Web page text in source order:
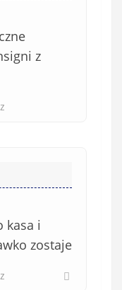
z
kasa i
zostaje